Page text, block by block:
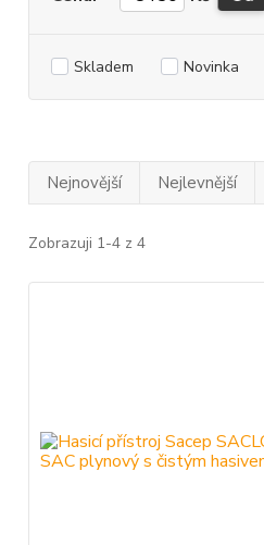
Skladem Novinka
Nejnovější Nejlevnější
Zobrazuji 1-4 z 4